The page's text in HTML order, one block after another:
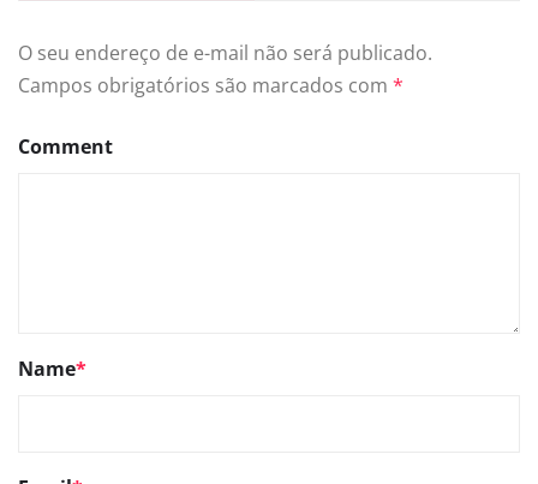
O seu endereço de e-mail não será publicado.
Campos obrigatórios são marcados com *
Comment
Name*